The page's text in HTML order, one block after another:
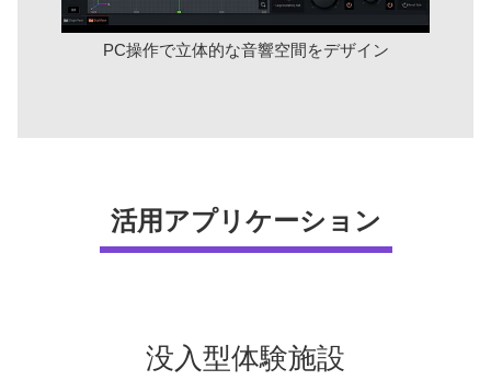
PC操作で立体的な音響空間をデザイン
活用アプリケーション
没入型体験施設